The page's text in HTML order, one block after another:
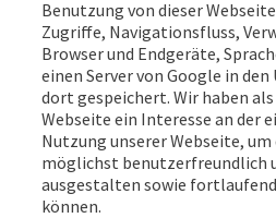
Benutzung von dieser
Zugriffe, Navigationsfluss,
Browser und Endgeräte,
einen Server von Google in den
dort gespeichert. Wir haben
Webseite ein Interesse an der
Nutzung unserer Webseite,
möglichst benutzerfreundlich
ausgestalten sowie
können.